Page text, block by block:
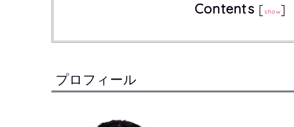
Contents [ show]
プロフィール